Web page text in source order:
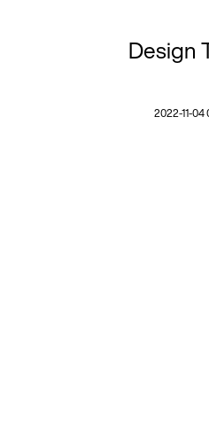
Design
2022-11-04